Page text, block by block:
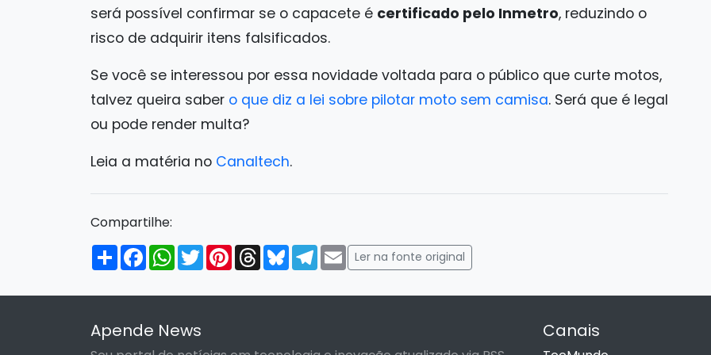
será possível confirmar se o capacete é certificado pelo Inmetro, reduzindo o
risco de adquirir itens falsificados.
Se você se interessou por essa novidade voltada para o público que curte motos,
talvez queira saber o que diz a lei sobre pilotar moto sem camisa. Será que é legal
ou pode render multa?
Leia a matéria no Canaltech.
Compartilhe:
Compartilhar
FacebookWhatsApp
TwitterPinterestThreadsBlueskyTelegram
Email
Ler na fonte original
Apende News Canais